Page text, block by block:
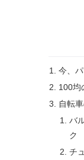
今、
100均
自転
バ
ク
チ